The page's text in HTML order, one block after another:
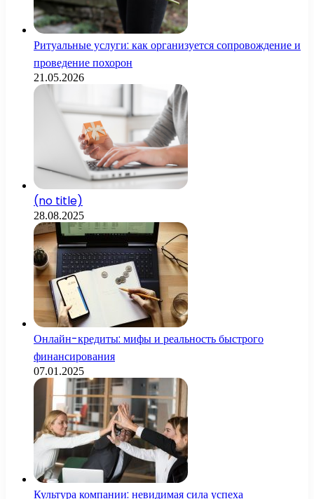
Ритуальные услуги: как организуется сопровождение и
проведение похорон
21.05.2026
(no title)
28.08.2025
Онлайн-кредиты: мифы и реальность быстрого
финансирования
07.01.2025
Культура компании: невидимая сила успеха